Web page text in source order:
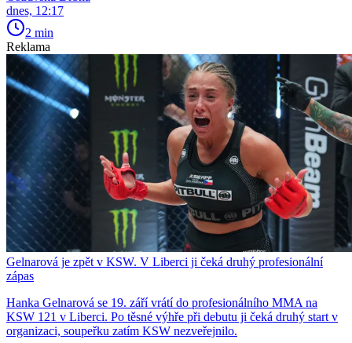
dnes, 12:17
2 min
Reklama
Gelnarová je zpět v KSW. V Liberci ji čeká druhý profesionální
zápas
Hanka Gelnarová se 19. září vrátí do profesionálního MMA na
KSW 121 v Liberci. Po těsné výhře při debutu ji čeká druhý start v
organizaci, soupeřku zatím KSW nezveřejnilo.